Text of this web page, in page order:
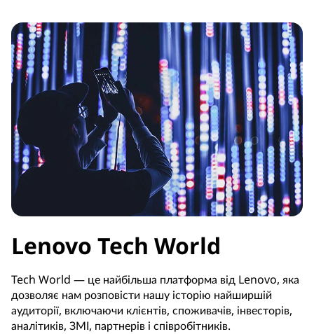
Lenovo Tech World
Tech World — це найбільша платформа від Lenovo, яка
дозволяє нам розповісти нашу історію найширшій
аудиторії, включаючи клієнтів, споживачів, інвесторів,
аналітиків, ЗМІ, партнерів і співробітників.